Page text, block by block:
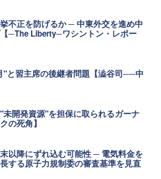
不正を防げるか ─ 中東外交を進め中
─The Liberty─ワシントン・レポー
"と習主席の後継者問題【澁谷司──中
開発資源"を担保に取られるガーナ
の死角】
以降にずれ込む可能性 ─ 電気料金を
する原子力規制委の審査基準を見直